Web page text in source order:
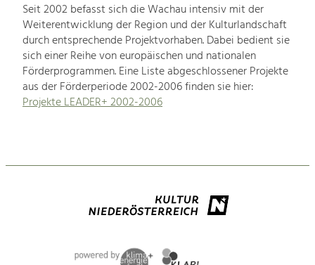
Seit 2002 befasst sich die Wachau intensiv mit der
Weiterentwicklung der Region und der Kulturlandschaft
durch entsprechende Projektvorhaben. Dabei bedient sie
sich einer Reihe von europäischen und nationalen
Förderprogrammen. Eine Liste abgeschlossener Projekte
aus der Förderperiode 2002-2006 finden sie hier:
Projekte LEADER+ 2002-2006